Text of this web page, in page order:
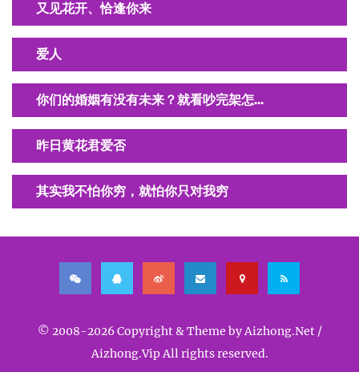
又见花开、恰逢你来
爱人
你们的婚姻有没有未来？就看吵完架怎...
昨日黄花君爱否
其实我不怕你穷，就怕你只对我穷
© 2008-2026 Copyright & Theme by Aizhong.Net /
Aizhong.Vip All rights reserved.